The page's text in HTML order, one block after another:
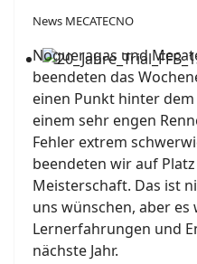
News MECATECNO
Nogueragas und
beendeten das
einen Punkt hinter
einem sehr engen
Fehler extrem
beendeten wir auf
Meisterschaft. Das ist
uns wünschen, aber es
Lernerfahrungen und
nächste Jahr.